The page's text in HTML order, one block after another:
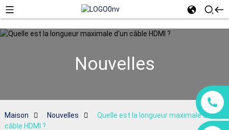
Nouvelles
Maison Nouvelles
Quelle est la longueur maximale d'un
câble HDMI ?